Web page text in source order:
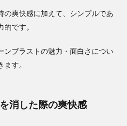
の爽快感に加えて、シンプルであ
です。
ンブラストの魅力・面白さについ
す。
消した際の爽快感